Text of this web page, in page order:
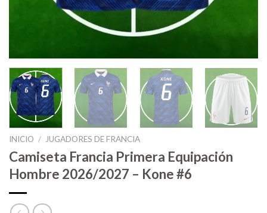
INICIO / JUGADORES DE FRANCIA
Camiseta Francia Primera Equipación
Hombre 2026/2027 – Kone #6